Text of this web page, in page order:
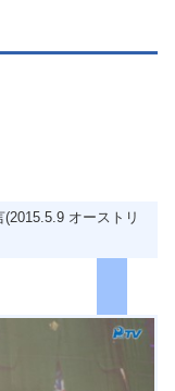
オーストリ